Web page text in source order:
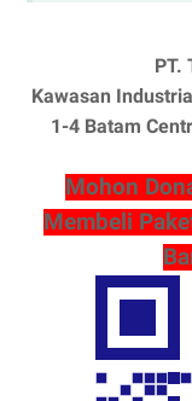
PT.
Kawasan
1-4 Batam
Mohon
Membeli